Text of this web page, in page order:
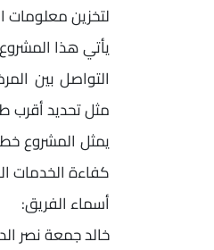
لتخزين معلومات
يأتي هذا
التواصل بين
مثل تحديد أقرب
يمثل المشروع
كفاءة الخدمات
أسماء الفريق:
خالد جمعة نصر